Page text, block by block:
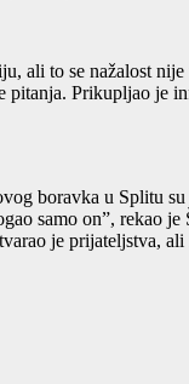
ali to se nažalost
Prikupljao je
boravka u Splitu
samo on”, rekao
je prijateljstva,